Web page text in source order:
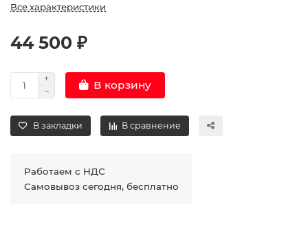
Все характеристики
44 500 ₽
В корзину
В закладки В сравнение
Работаем с НДС
Самовывоз сегодня, бесплатно